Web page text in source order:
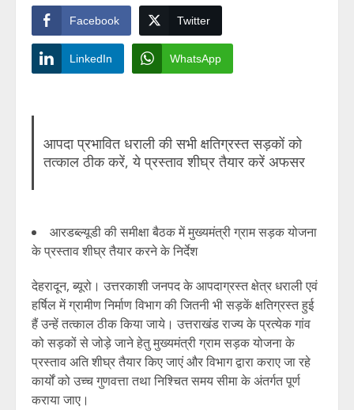
Facebook Twitter
LinkedIn WhatsApp
आपदा प्रभावित धराली की सभी क्षतिग्रस्त सड़कों को
तत्काल ठीक करें, ये प्रस्ताव शीघ्र तैयार करें अफसर
आरडब्ल्यूडी की समीक्षा बैठक में मुख्यमंत्री ग्राम सड़क योजना
के प्रस्ताव शीघ्र तैयार करने के निर्देश
देहरादून, ब्यूरो। उत्तरकाशी जनपद के आपदाग्रस्त क्षेत्र धराली एवं
हर्षिल में ग्रामीण निर्माण विभाग की जितनी भी सड़कें क्षतिग्रस्त हुई
हैं उन्हें तत्काल ठीक किया जाये। उत्तराखंड राज्य के प्रत्येक गांव
को सड़कों से जोड़े जाने हेतु मुख्यमंत्री ग्राम सड़क योजना के
प्रस्ताव अति शीघ्र तैयार किए जाएं और विभाग द्वारा कराए जा रहे
कार्यों को उच्च गुणवत्ता तथा निश्चित समय सीमा के अंतर्गत पूर्ण
कराया जाए।